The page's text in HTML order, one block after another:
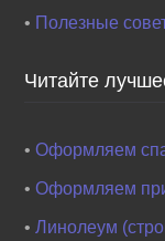
• Полезные
Читайте
•Оформляем
•Оформляем
•Линолеум